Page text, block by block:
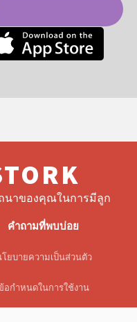
นาของคุณในการมีลูก
คำถามที่พบบ่อย
ยบายความเป็นส่วนตัว
อกำหนดในการใช้งาน